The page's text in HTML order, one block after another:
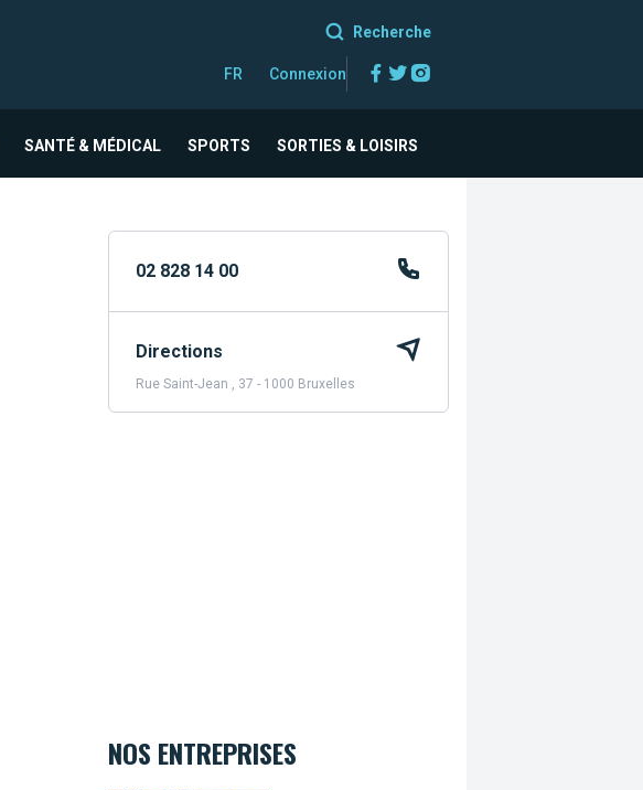
Recherche
FR Connexion Facebook
Twitter
SANTÉ & MÉDICAL SPORTS SORTIES & LOISIRS
02 828 14 00
Directions
Rue Saint-Jean , 37 - 1000 Bruxelles
NOS ENTREPRISES